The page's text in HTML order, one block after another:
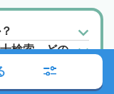
検索、どの
いでしょう